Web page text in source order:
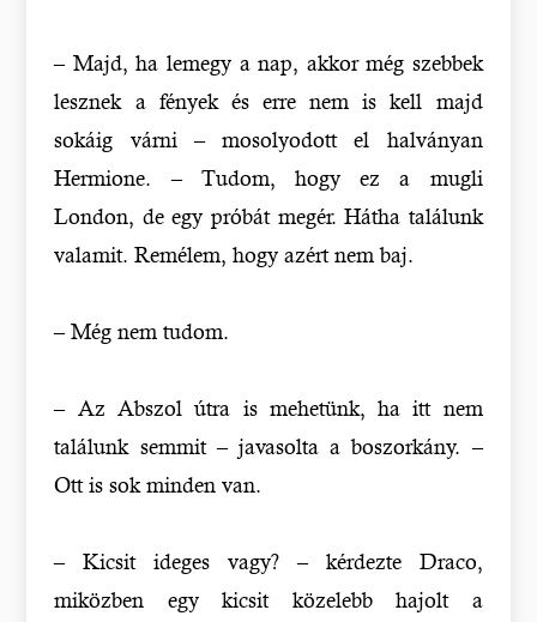
– Majd, ha lemegy a nap, akkor még szebbek
lesznek a fények és erre nem is kell majd
sokáig várni – mosolyodott el halványan
Hermione. – Tudom, hogy ez a mugli
London, de egy próbát megér. Hátha találunk
valamit. Remélem, hogy azért nem baj.
– Még nem tudom.
– Az Abszol útra is mehetünk, ha itt nem
találunk semmit – javasolta a boszorkány. –
Ott is sok minden van.
– Kicsit ideges vagy? – kérdezte Draco,
miközben egy kicsit közelebb hajolt a